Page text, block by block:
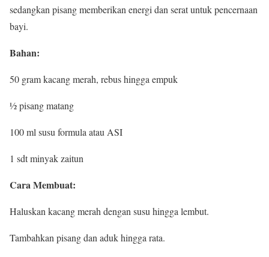
sedangkan pisang memberikan energi dan serat untuk pencernaan
bayi.
Bahan:
50 gram kacang merah, rebus hingga empuk
½ pisang matang
100 ml susu formula atau ASI
1 sdt minyak zaitun
Cara Membuat:
Haluskan kacang merah dengan susu hingga lembut.
Tambahkan pisang dan aduk hingga rata.